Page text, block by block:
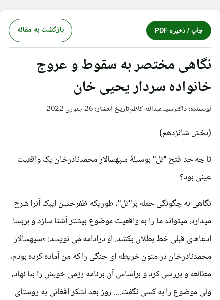
چاپ / ذخیره PDF بازگشت به مقاله
نگاهی مختصر به سقوط و عروج
خانواده سردار یحیی خان
نویسنده:داکترسیدعبدالله کاظمتاریخ انتشار:
(بخش شانزدهم)
تا چه حد فتح "تل" بوسیلۀ سپهسالار محمدنادرخان یک واقعیت
عینی بود؟
نگاهی به چگونگی حمله بر"تل"، طوریکه ظفرحسن ایبک آنرا شرح
میدارد، میتواند ما را به واقعیت موضوع بیشتر آشنا سازد و بربسا
ادعاهای قبلی خط بطلان بکشد. او درادامه می نویسد: «سپهسالار
محمدنادرخان در متون خریطه ای جنگی را که من آماده کرده بودم،
مطالعه و بررسی کرد و براساس آن برنامه رزمی خویش را بنا نهاد،
ولی موضوع را به کسی نگفت.... روز بعد لشکر افغانی به روستای